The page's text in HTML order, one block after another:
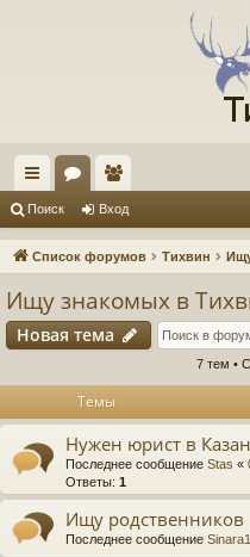
с
ы ум
ол
ьз
ел
и
Поиск Вход
Список форумов Тихвин
Ищу знакомых в
Новая тема
7 тем •
Темы
Нужен юрист в
Последнее сообщение Stas «
Ответы: 1
Ищу родственников
Последнее сообщение Sinara1